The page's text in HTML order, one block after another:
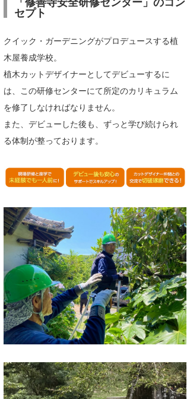
セプト
クイック・ガーデニングがプロデュースする植
木屋養成学校。
植木カットデザイナーとしてデビューするに
は、この研修センターにて所定のカリキュラム
を修了しなければなりません。
また、デビューした後も、ずっと学び続けられ
る体制が整っております。